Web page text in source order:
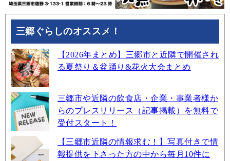
三郷ぐらしのオススメ！
【2026年まとめ】三郷市と近隣で開催され
る夏祭り＆盆踊り&花火大会まとめ
三郷市や近隣の飲食店・企業・事業者様か
らのプレスリリース（記事掲載）を無料で
受付スタート！
【三郷市近隣の情報求む！】写真付きで情
報提供を下さった方の中から毎月10件に